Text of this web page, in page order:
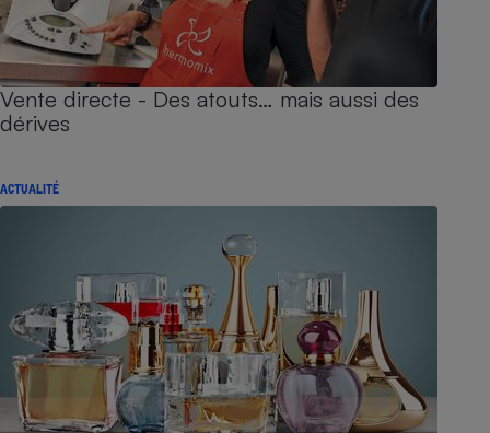
Vente directe - Des atouts… mais aussi des
dérives
ACTUALITÉ